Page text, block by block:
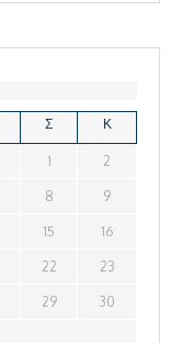
Σ Κ
1 2
8 9
15 16
22 23
29 30